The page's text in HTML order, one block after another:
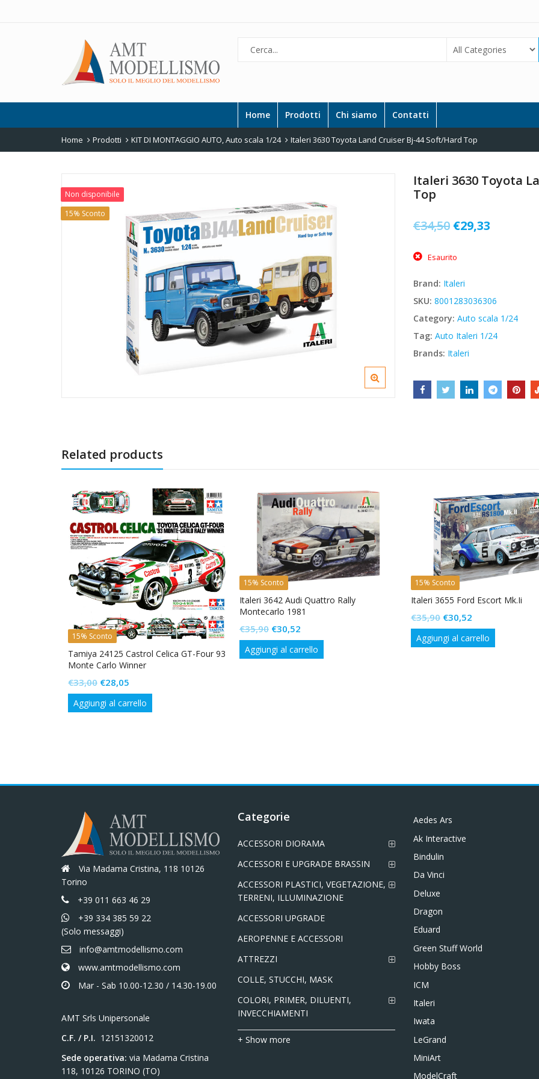
Home Prodotti Chi siamo Contatti
Home Prodotti KIT DI MONTAGGIO AUTO,Auto scala 1/24 Italeri 3630 Toyota Land Cruiser Bj-44 Soft/Hard Top
Non disponibile
15% Sconto
Italeri 3630 Toyota
Top
€34,50 Il
originale
era:
€34,50.
€29,33
€29,33.
Esaurito
Brand: Italeri
SKU: 8001283036306
Category: Auto scala 1/24
Tag: Auto Italeri 1/24
Brands: Italeri
Related products
15% Sconto
Tamiya 24125 Castrol Celica GT-Four 93
Monte Carlo Winner
€33,00 Il
prezzo
originale
€28,05
prezzo
attuale
Aggiungi al carrello
15% Sconto
Italeri 3642 Audi Quattro Rally
Montecarlo 1981
€35,90 Il
prezzo
originale
€30,52
prezzo
attuale
Aggiungi al carrello
15% Sconto
Italeri 3655 Ford Escort Mk.Ii
€35,90 Il
prezzo
originale
€30,52
prezzo
attuale
Aggiungi al carrello
Via Madama Cristina, 118 10126
Torino
+39 011 663 46 29
+39 334 385 59 22
(Solo messaggi)
info@amtmodellismo.com
www.amtmodellismo.com
Mar - Sab 10.00-12.30 / 14.30-19.00
AMT Srls Unipersonale
C.F. / P.I. 12151320012
Sede operativa: via Madama Cristina
118, 10126 TORINO (TO)
Categorie
ACCESSORI DIORAMA
ACCESSORI E UPGRADE BRASSIN
ACCESSORI PLASTICI, VEGETAZIONE,
TERRENI, ILLUMINAZIONE
ACCESSORI UPGRADE
AEROPENNE E ACCESSORI
ATTREZZI
COLLE, STUCCHI, MASK
COLORI, PRIMER, DILUENTI,
INVECCHIAMENTI
+ Show more
Aedes Ars
Ak Interactive
Bindulin
Da Vinci
Deluxe
Dragon
Eduard
Green Stuff World
Hobby Boss
ICM
Italeri
Iwata
LeGrand
MiniArt
ModelCraft